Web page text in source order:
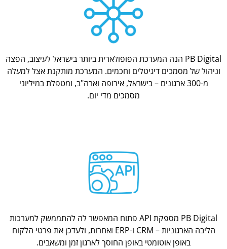
PB Digital הנה המערכת הפופולארית ביותר בישראל לעיצוב, הפצה
וניהול של מסמכים דיגיטלים וחכמים. המערכת מותקנת אצל למעלה
מ-300 ארגונים – בישראל, אירופה וארה"ב, ומטפלת במיליוני
מסמכים מדי יום.
PB Digital מספקת API פתוח המאפשר לה להתממשק למערכות
הליבה הארגוניות – CRM ו-ERP ואחרות, ולעדכן את פרטי הלקוח
באופן אוטומטי באופן החוסך לארגון זמן ומשאבים.